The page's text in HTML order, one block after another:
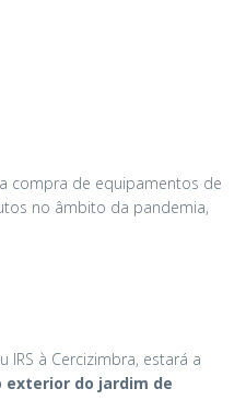
compra de equipamentos de
no âmbito da pandemia,
IRS à Cercizimbra, estará a
exterior do jardim de